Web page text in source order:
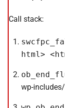
Call stack:
html>
wp-